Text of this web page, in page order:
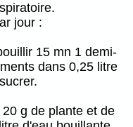
jour :
15 mn 1 demi-
dans 0,25 litre
20 g de plante et de